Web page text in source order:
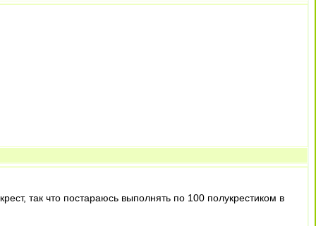
так что постараюсь выполнять по 100 полукрестиком в